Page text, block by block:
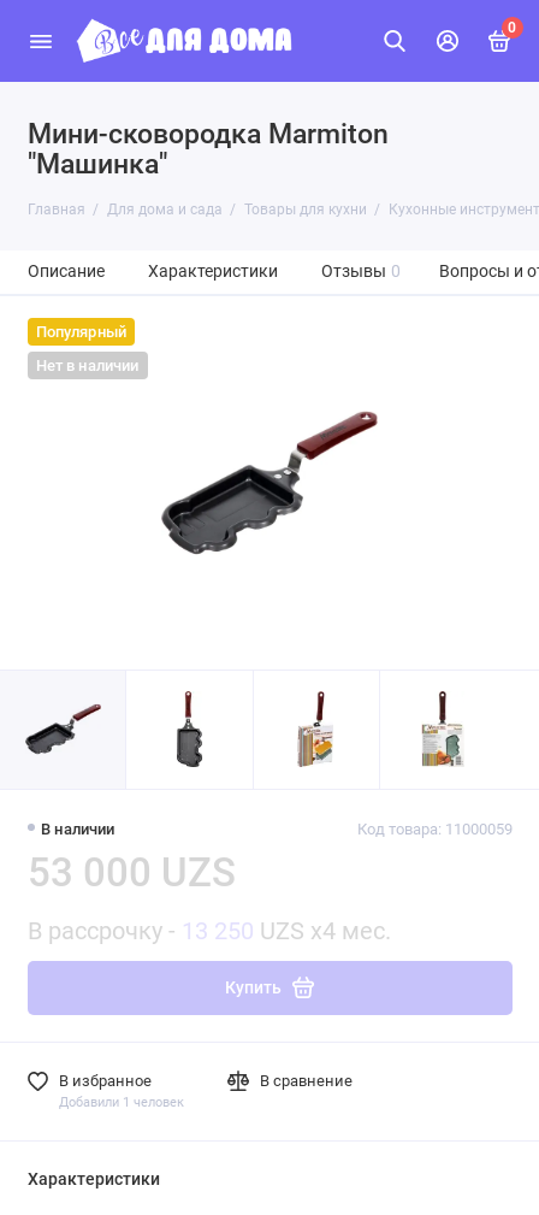
0
Мини-сковородка Marmiton
"Машинка"
Главная Для дома и сада Товары для кухни Кухонные
Описание Характеристики Отзывы 0 Вопросы и
Популярный
Нет в наличии
В наличии Код товара: 11000059
53 000 UZS
В рассрочку - 13 250 UZS x4 мес.
Купить
В избранное
Добавили 1 человек
В сравнение
Характеристики